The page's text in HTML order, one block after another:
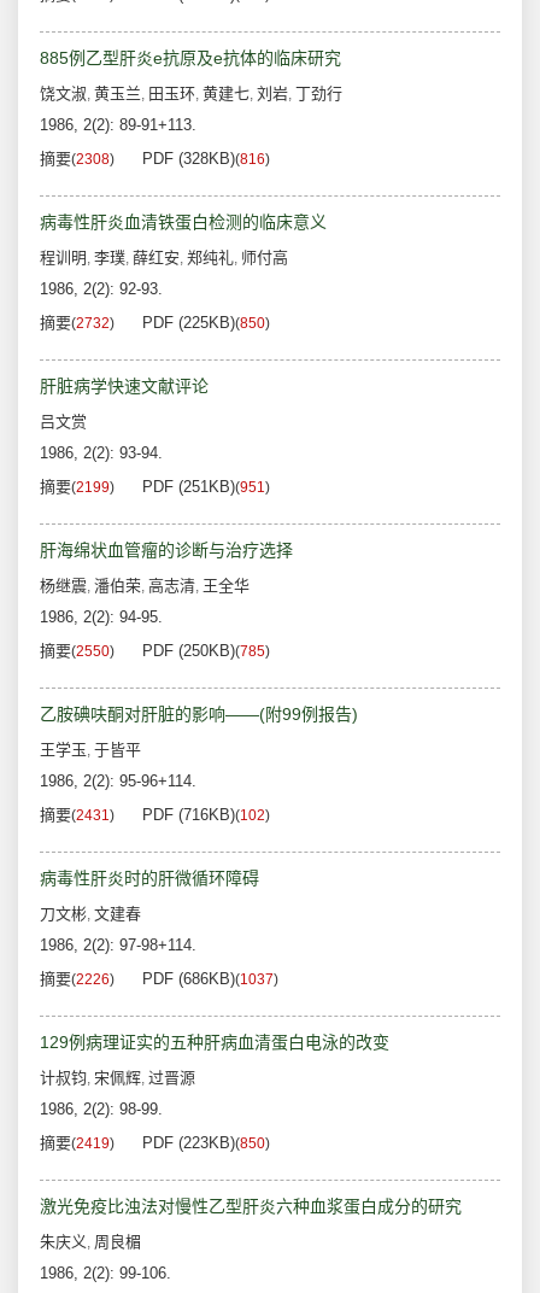
885例乙型肝炎e抗原及e抗体的临床研究
饶文淑, 黄玉兰, 田玉环, 黄建七, 刘岩, 丁劲行
1986, 2(2): 89-91+113.
摘要(2308) PDF (328KB)(816)
病毒性肝炎血清铁蛋白检测的临床意义
程训明 , 李璞, 薛红安, 郑纯礼, 师付高
1986, 2(2): 92-93.
摘要(2732) PDF (225KB)(850)
肝脏病学快速文献评论
吕文赏
1986, 2(2): 93-94.
摘要(2199) PDF (251KB)(951)
肝海绵状血管瘤的诊断与治疗选择
杨继震, 潘伯荣, 高志清, 王全华
1986, 2(2): 94-95.
摘要(2550) PDF (250KB)(785)
乙胺碘呋酮对肝脏的影响——(附99例报告)
王学玉, 于皆平
1986, 2(2): 95-96+114.
摘要(2431) PDF (716KB)(102)
病毒性肝炎时的肝微循环障碍
刀文彬, 文建春
1986, 2(2): 97-98+114.
摘要(2226) PDF (686KB)(1037)
129例病理证实的五种肝病血清蛋白电泳的改变
计叔钧, 宋佩辉, 过晋源
1986, 2(2): 98-99.
摘要(2419) PDF (223KB)(850)
激光免疫比浊法对慢性乙型肝炎六种血浆蛋白成分的研究
朱庆义, 周良楣
1986, 2(2): 99-106.